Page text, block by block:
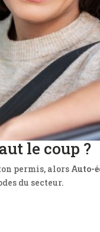
le coup ?
permis, alors Auto-
du secteur.